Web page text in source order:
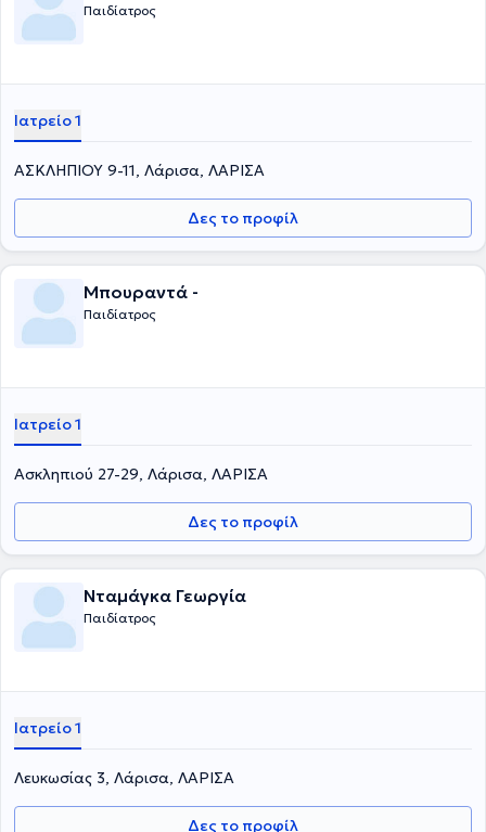
Παιδίατρος
Ιατρείο 1
ΑΣΚΛΗΠΙΟΥ 9-11, Λάρισα, ΛΑΡΙΣΑ
Δες το προφίλ
Μπουραντά -
Παιδίατρος
Ιατρείο 1
Ασκληπιού 27-29, Λάρισα, ΛΑΡΙΣΑ
Δες το προφίλ
Νταμάγκα Γεωργία
Παιδίατρος
Ιατρείο 1
Λευκωσίας 3, Λάρισα, ΛΑΡΙΣΑ
Δες το προφίλ